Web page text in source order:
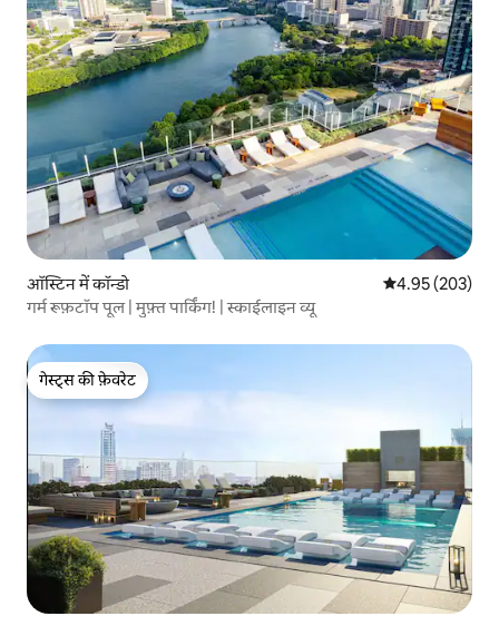
ऑस्टिन में कॉन्डो औसत रेटिंग 5 में से
4.95 (203)
गर्म रूफ़टॉप पूल | मुफ़्त पार्किंग! | स्काईलाइन व्यू
गेस्ट्स की फ़ेवरेट
गेस्ट्स की फ़ेवरेट